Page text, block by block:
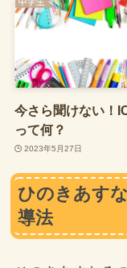
今さら聞けない！
って何？
2023年5月27日
ひのきあす
導法